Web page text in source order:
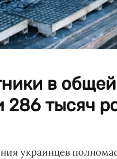
в
тысяч
украинцев